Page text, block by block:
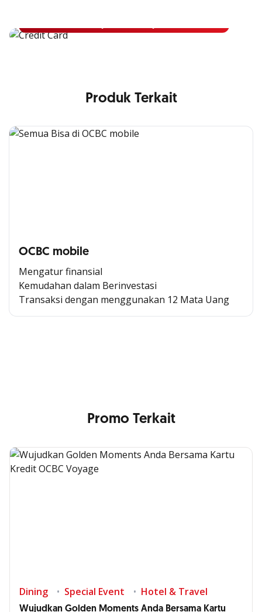
Produk Terkait
OCBC mobile
Mengatur finansial
Kemudahan dalam Berinvestasi
Transaksi dengan menggunakan 12 Mata Uang
Cross Selling Banner Global
Promo Terkait
Dining Special Event Hotel & Travel
Wujudkan Golden Moments Anda Bersama Kartu